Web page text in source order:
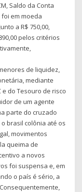
Saldo da Conta
em moeda
a R$ 750,00,
pelos critérios
de liquidez,
mediante
do Tesouro de risco
de um agente
parte do cruzado
brasil colônia até os
movimentos
queima de
a novos
foi suspensa e, em
o país é sério, a